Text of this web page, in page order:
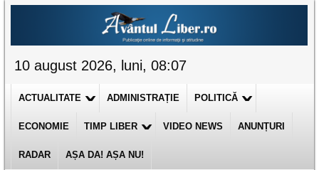
10 august 2026, luni, 08:07
ACTUALITATE ADMINISTRAȚIE POLITICĂ
ECONOMIE TIMP LIBER VIDEO NEWS ANUNȚURI
RADAR AȘA DA! AȘA NU!